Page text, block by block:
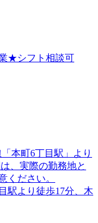
★シフト相談可
本町6丁目駅」より
、実際の勤務地と
ください。
駅より徒歩17分、木